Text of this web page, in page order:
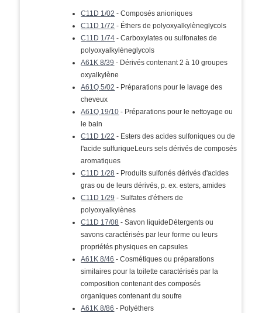
C11D 1/02 - Composés anioniques
C11D 1/72 - Éthers de polyoxyalkylèneglycols
C11D 1/74 - Carboxylates ou sulfonates de
polyoxyalkylèneglycols
A61K 8/39 - Dérivés contenant 2 à 10 groupes
oxyalkylène
A61Q 5/02 - Préparations pour le lavage des
cheveux
A61Q 19/10 - Préparations pour le nettoyage ou
le bain
C11D 1/22 - Esters des acides sulfoniques ou de
l'acide sulfuriqueLeurs sels dérivés de composés
aromatiques
C11D 1/28 - Produits sulfonés dérivés d'acides
gras ou de leurs dérivés, p. ex. esters, amides
C11D 1/29 - Sulfates d'éthers de
polyoxyalkylènes
C11D 17/08 - Savon liquideDétergents ou
savons caractérisés par leur forme ou leurs
propriétés physiques en capsules
A61K 8/46 - Cosmétiques ou préparations
similaires pour la toilette caractérisés par la
composition contenant des composés
organiques contenant du soufre
A61K 8/86 - Polyéthers